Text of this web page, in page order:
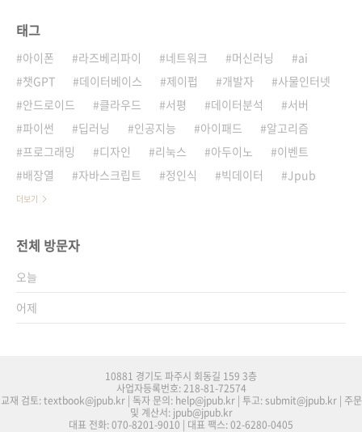
태그
아이폰 라즈베리파이 네트워크 머신러닝
ai
챗GPT
데이터베이스 제이펍 개발자
사물인터넷
안드로이드
클라우드 서평 데이터분석
서버
파이썬
딥러닝 인공지능 아이패드
알고리즘
프로그래밍
디자인 리눅스 아두이노
이벤트
배장열
자바스크립트 정인식 빅데이터 Jpub
더보기
전체 방문자
오늘
어제
10881 경기도 파주시 회동길 159 3층
사업자등록번호: 218-81-72574
교재 검토: textbook@jpub.kr | 독자 문의: help@jpub.kr | 투고: submit@jpub.kr | 주문
및 계산서: jpub@jpub.kr
대표 전화: 070-8201-9010 | 대표 팩스: 02-6280-0405